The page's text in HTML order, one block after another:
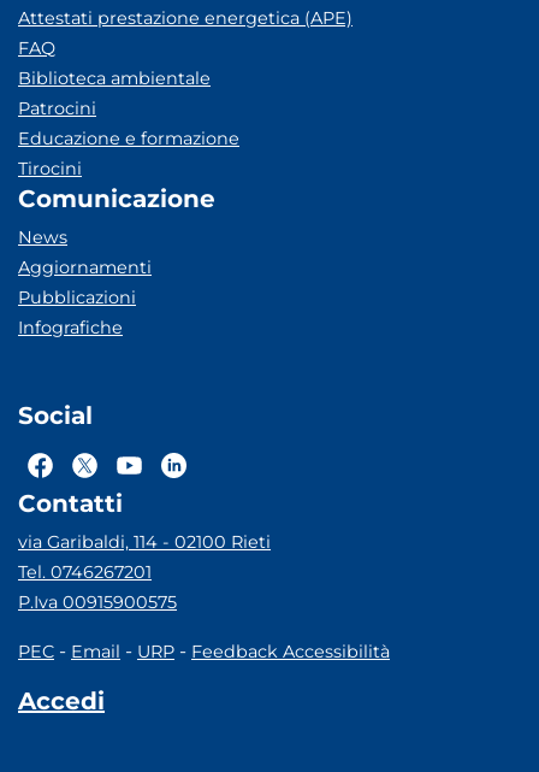
Attestati prestazione energetica (APE)
FAQ
Biblioteca ambientale
Patrocini
Educazione e formazione
Tirocini
Comunicazione
News
Aggiornamenti
Pubblicazioni
Infografiche
Social
Contatti
via Garibaldi, 114 - 02100 Rieti
Tel. 0746267201
P.Iva 00915900575
PEC - Email - URP - Feedback Accessibilità
Accedi